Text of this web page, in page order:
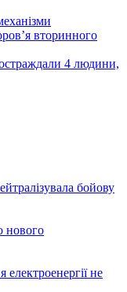
вторинного
4 людини,
бойову
нового
не